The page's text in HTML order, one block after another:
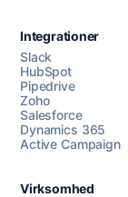
Chat med os
Integrationer
Slack
HubSpot
Pipedrive
Zoho
Salesforce
Dynamics 365
Active Campaign
Virksomhed